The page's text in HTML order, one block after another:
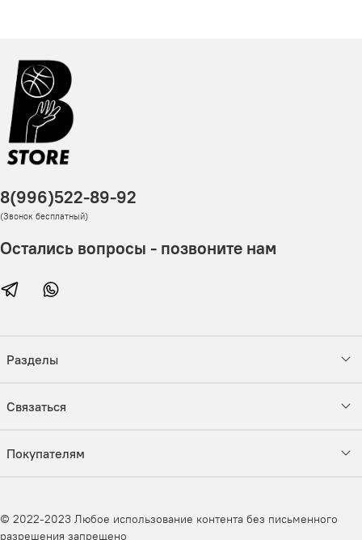
Разделы
Связаться
Покупателям
8(996)522-89-92
(Звонок бесплатный)
Остались вопросы - позвоните нам
© 2022-2023 Любое использование контента без письменного
разрешения запрещено